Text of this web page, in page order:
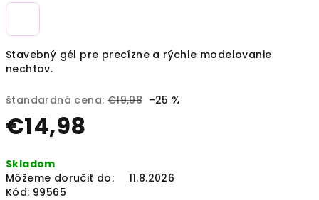
Stavebný gél pre precízne a rýchle modelovanie
nechtov.
štandardná cena: €19,98 –25 %
€14,98
cena:
Skladom
Môžeme doručiť do:
11.8.2026
Kód: 99565